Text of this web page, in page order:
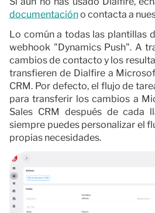
documentacióno contacta a
Lo común a todas las plantillas
webhook "Dynamics Push". A
cambios de contacto y los
transfieren de Dialfire a
CRM. Por defecto, el flujo de
para transferir los cambios a
Sales CRM después de cada
siempre puedes personalizar el
propias necesidades.